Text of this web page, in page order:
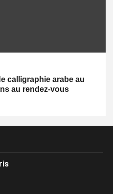
calligraphie arabe au
au rendez-vous